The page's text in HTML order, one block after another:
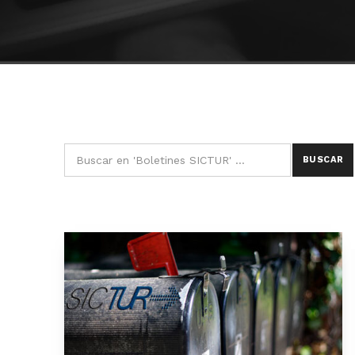
Búsqueda para: